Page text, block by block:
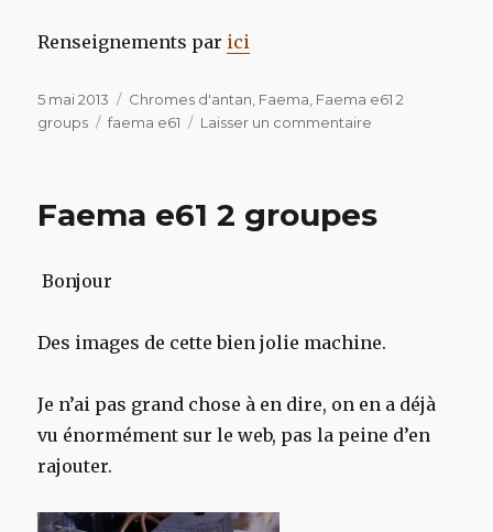
Renseignements par ici
Publié
le
5 mai 2013 Catégories
Chromes d'antan, Faema, Faema e61 2
groups
Étiquettes
faema e61 Laisser un commentaire
groupes
Faema e61 2 groupes
Bonjour
Des images de cette bien jolie machine.
Je n’ai pas grand chose à en dire, on en a déjà
vu énormément sur le web, pas la peine d’en
rajouter.